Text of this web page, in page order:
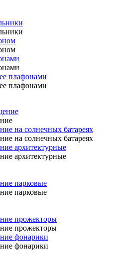
плафонами
плафонами
на солнечных батареях
на солнечных батареях
архитектурные
архитектурные
парковые
парковые
прожекторы
прожекторы
фонарики
фонарики